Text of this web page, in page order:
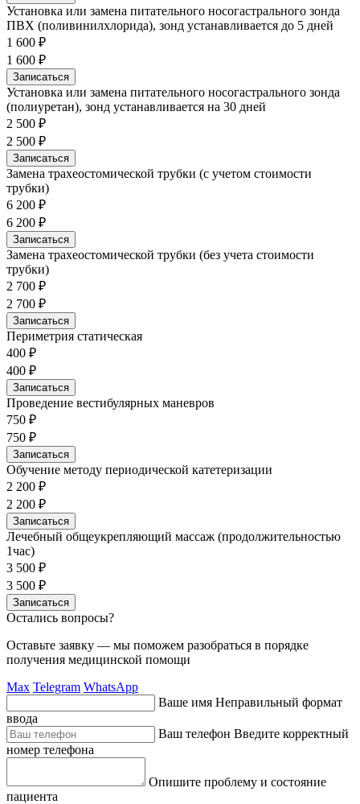
Установка или замена питательного носогастрального зонда
ПВХ (поливинилхлорида), зонд устанавливается до 5 дней
1 600 ₽
1 600 ₽
Записаться
Установка или замена питательного носогастрального зонда
(полиуретан), зонд устанавливается на 30 дней
2 500 ₽
2 500 ₽
Записаться
Замена трахеостомической трубки (с учетом стоимости
трубки)
6 200 ₽
6 200 ₽
Записаться
Замена трахеостомической трубки (без учета стоимости
трубки)
2 700 ₽
2 700 ₽
Записаться
Периметрия статическая
400 ₽
400 ₽
Записаться
Проведение вестибулярных маневров
750 ₽
750 ₽
Записаться
Обучение методу периодической катетеризации
2 200 ₽
2 200 ₽
Записаться
Лечебный общеукрепляющий массаж (продолжительностью
1час)
3 500 ₽
3 500 ₽
Записаться
Остались вопросы?
Оставьте заявку — мы поможем разобраться в порядке
получения медицинской помощи
Max Telegram WhatsApp
Ваше имя Неправильный формат
ввода
Ваш телефон Введите корректный
номер телефона
Опишите проблему и состояние
пациента